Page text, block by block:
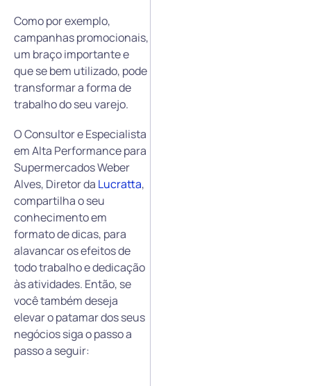
Como por exemplo,
campanhas promocionais,
um braço importante e
que se bem utilizado, pode
transformar a forma de
trabalho do seu varejo.
O Consultor e Especialista
em Alta Performance para
Supermercados Weber
Alves, Diretor da Lucratta,
compartilha o seu
conhecimento em
formato de dicas, para
alavancar os efeitos de
todo trabalho e dedicação
às atividades. Então, se
você também deseja
elevar o patamar dos seus
negócios siga o passo a
passo a seguir: